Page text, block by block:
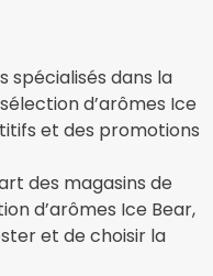
spécialisés dans la
d’arômes Ice
et des promotions
des magasins de
d’arômes Ice Bear,
et de choisir la